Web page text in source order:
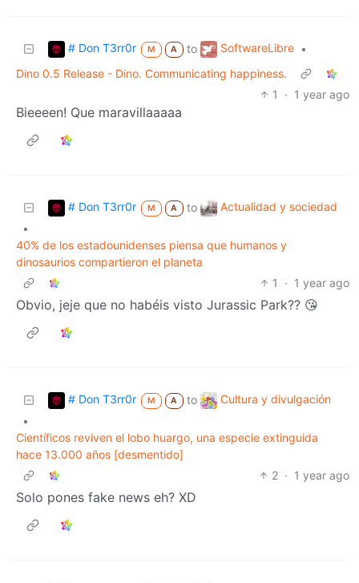
# Don T3rr0r M A to SoftwareLibre •
Dino 0.5 Release - Dino. Communicating happiness.
1
· 1 year ago
Bieeeen! Que maravillaaaaa
# Don T3rr0r M A to
Actualidad y sociedad
•
40% de los estadounidenses piensa que humanos y
dinosaurios compartieron el planeta
1
· 1 year ago
Obvio, jeje que no habéis visto Jurassic Park?? 😘
# Don T3rr0r M A to
Cultura y divulgación
•
Científicos reviven el lobo huargo, una especie extinguida
hace 13.000 años [desmentido]
2 · 1 year ago
Solo pones fake news eh? XD